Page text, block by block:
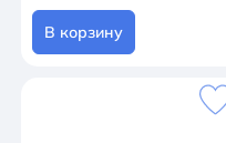
В корзину